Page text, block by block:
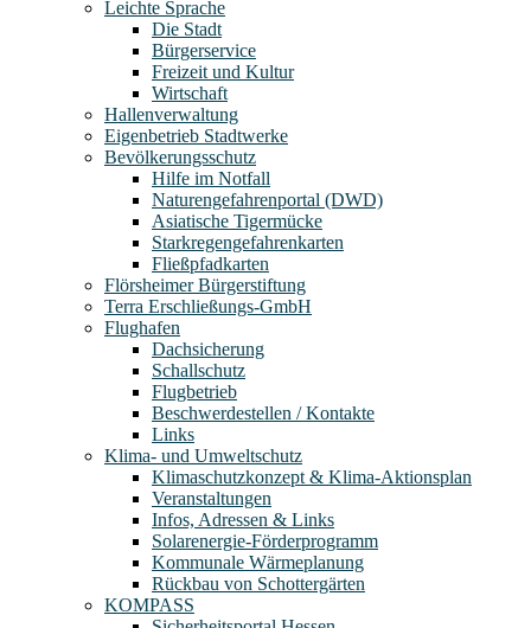
Leichte Sprache
Die Stadt
Bürgerservice
Freizeit und Kultur
Wirtschaft
Hallenverwaltung
Eigenbetrieb Stadtwerke
Bevölkerungsschutz
Hilfe im Notfall
Naturengefahrenportal (DWD)
Asiatische Tigermücke
Starkregengefahrenkarten
Fließpfadkarten
Flörsheimer Bürgerstiftung
Terra Erschließungs-GmbH
Flughafen
Dachsicherung
Schallschutz
Flugbetrieb
Beschwerdestellen / Kontakte
Links
Klima- und Umweltschutz
Klimaschutzkonzept & Klima-Aktionsplan
Veranstaltungen
Infos, Adressen & Links
Solarenergie-Förderprogramm
Kommunale Wärmeplanung
Rückbau von Schottergärten
KOMPASS